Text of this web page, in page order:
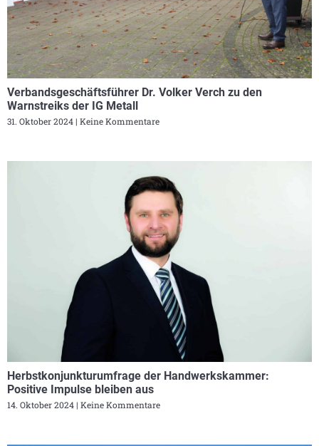
Verbandsgeschäftsführer Dr. Volker Verch zu den
Warnstreiks der IG Metall
31. Oktober 2024 Keine Kommentare
Herbstkonjunkturumfrage der Handwerkskammer:
Positive Impulse bleiben aus
14. Oktober 2024 Keine Kommentare